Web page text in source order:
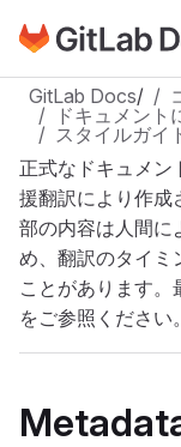
メインコンテンツ
GitLabドキュメン
GitLab Docs/
ドキュメント
スタイルガイ
正式なドキュメン
援翻訳により作成
部の内容は人間に
め、翻訳のタイミ
ことがあります。
をご参照ください。